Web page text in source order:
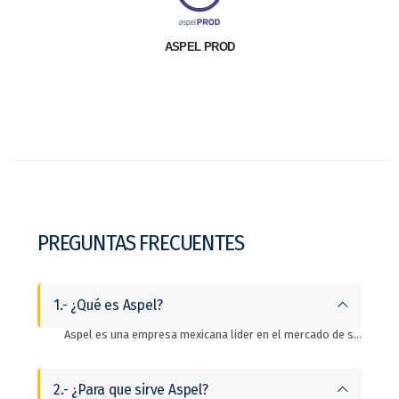
ASPEL PROD
PREGUNTAS FRECUENTES
1.- ¿Qué es Aspel?
Aspel es una empresa mexicana lider en el mercado de software administrativo ERP. Es un si stema integral que automatiza los procesos contables y administrativos de las empresas.
2.- ¿Para que sirve Aspel?